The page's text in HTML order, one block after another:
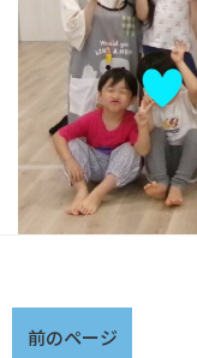
前のページ